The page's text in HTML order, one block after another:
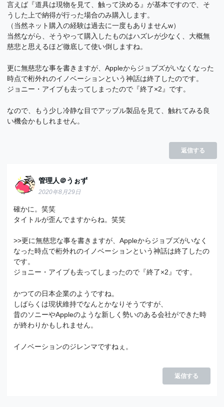
言えば『道具は現物を見て、触って決める』が基本ですので、そ
うした上で納得が行った場合のみ購入します。
（当然ネット購入の経験は過去に一度もありませんw）
当然ながら、そうやって購入したものはハズレが少なく、大概無
慈悲と思えるほど徹底して使い倒しますね。
更に無慈悲な事を書きますが、Appleからジョブズがいなくなった
時点で桁外れのイノベーションという神話は終了したのです。
ジョニー・アイブも去ってしまったので『終了×2』です。
なので、もう少し冷静な目でアップル製品を見て、触れてみる良
い機会かもしれません。
返信する
管理人＠うぉず
2020年8月29日
確かに。笑笑
タイトルが歪んでますからね。笑笑
>>更に無慈悲な事を書きますが、Appleからジョブズがいなく
なった時点で桁外れのイノベーションという神話は終了したの
です。
ジョニー・アイブも去ってしまったので『終了×2』です。
かつての日本企業のようですね。
しばらくは現状維持でなんとかなりそうですが、
昔のソニーやAppleのような新しく勢いのある会社ができた時
が終わりかもしれません。
イノベーションのジレンマですねぇ。
返信する